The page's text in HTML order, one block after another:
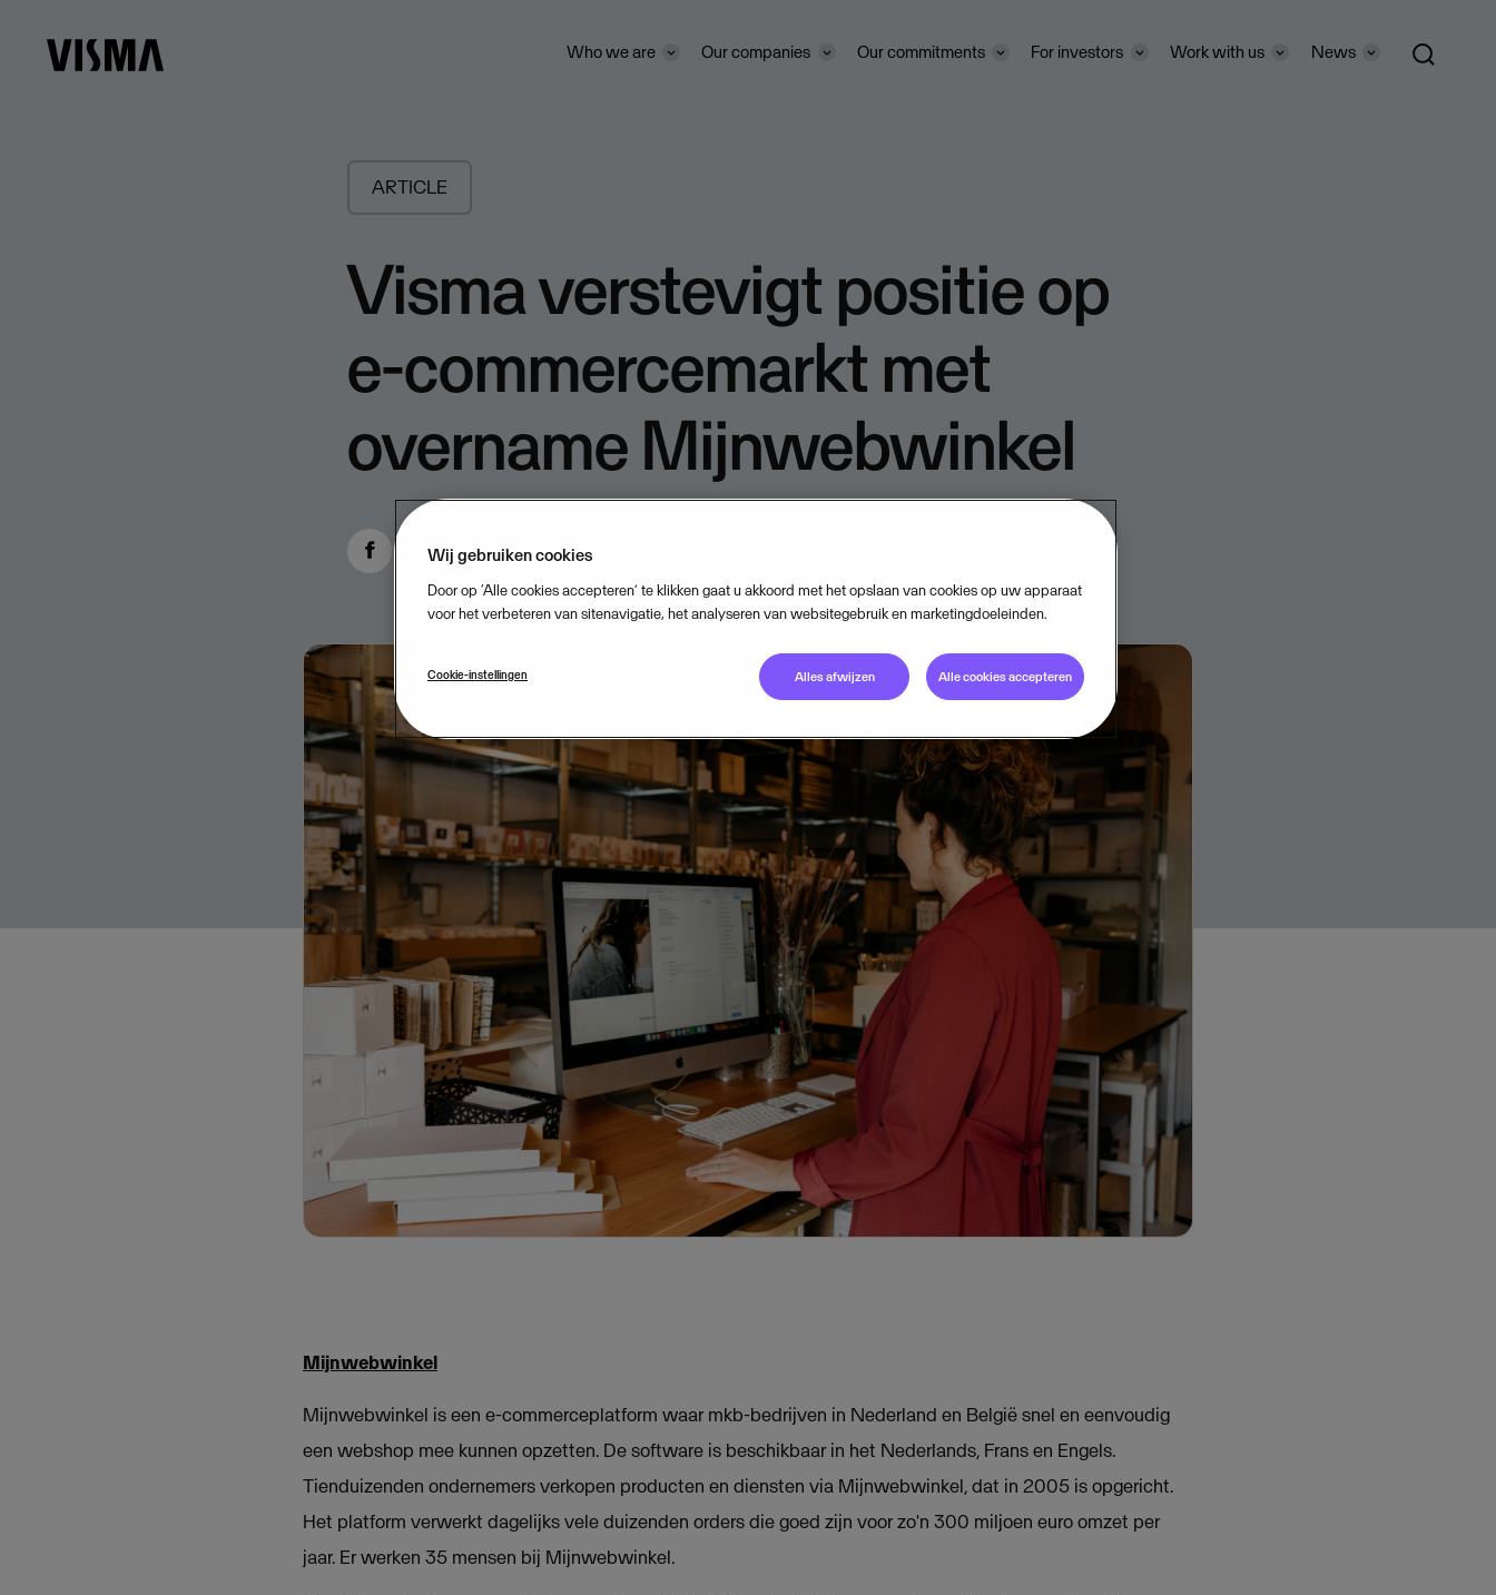
Who we are Our companies Our commitments For investors Work with us News
ARTICLE
Visma verstevigt positie op
e-commercemarkt met
overname Mijnwebwinkel
NOVEMBER 4, 2021
Mijnwebwinkel
Mijnwebwinkel is een e-commerceplatform waar mkb-bedrijven in Nederland en België snel en eenvoudig
een webshop mee kunnen opzetten. De software is beschikbaar in het Nederlands, Frans en Engels.
Tienduizenden ondernemers verkopen producten en diensten via Mijnwebwinkel, dat in 2005 is opgericht.
Het platform verwerkt dagelijks vele duizenden orders die goed zijn voor zo'n 300 miljoen euro omzet per
jaar. Er werken 35 mensen bij Mijnwebwinkel.
Wij gebruiken cookies
Door op ‘Alle cookies accepteren’ te klikken gaat u akkoord met het opslaan van cookies op uw apparaat
voor het verbeteren van sitenavigatie, het analyseren van websitegebruik en marketingdoeleinden.
Cookie-instellingen Alles afwijzen Alle cookies accepteren